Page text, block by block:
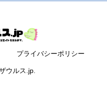
プライバシーポリシー
ウルス.jp.